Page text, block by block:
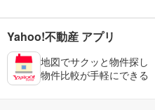
Yahoo!不動産 アプリ
地図でサクッと物件探し
物件比較が手軽にできる